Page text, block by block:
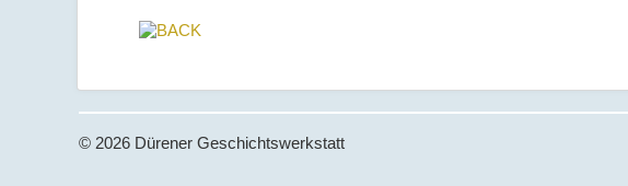
© 2026 Dürener Geschichtswerkstatt